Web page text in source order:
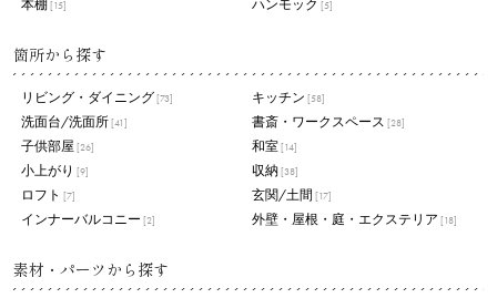
本棚 [15] ハンモック [5]
箇所から探す
リビング・ダイニング [73] キッチン [58]
洗面台/洗面所 [41] 書斎・ワークスペース [28]
子供部屋 [26] 和室 [14]
小上がり [9] 収納 [38]
ロフト [7] 玄関/土間 [17]
インナーバルコニー [2] 外壁・屋根・庭・エクステリア [18]
素材・パーツから探す